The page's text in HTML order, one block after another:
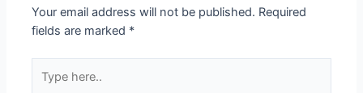
Your email address will not be published. Required
fields are marked *
here..